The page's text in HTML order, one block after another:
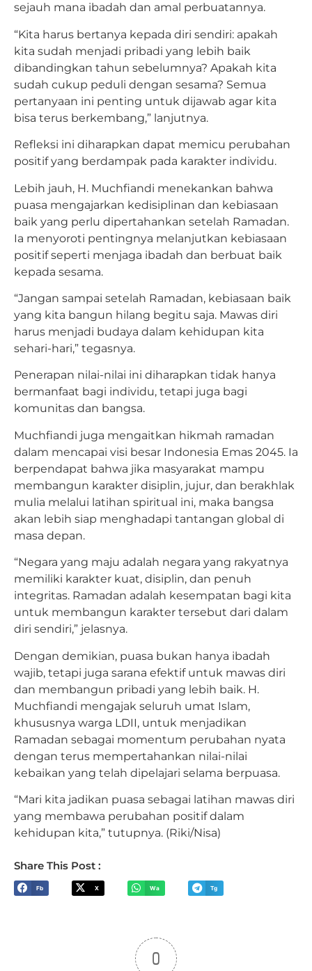
sejauh mana ibadah dan amal perbuatannya.
“Kita harus bertanya kepada diri sendiri: apakah
kita sudah menjadi pribadi yang lebih baik
dibandingkan tahun sebelumnya? Apakah kita
sudah cukup peduli dengan sesama? Semua
pertanyaan ini penting untuk dijawab agar kita
bisa terus berkembang,” lanjutnya.
Refleksi ini diharapkan dapat memicu perubahan
positif yang berdampak pada karakter individu.
Lebih jauh, H. Muchfiandi menekankan bahwa
puasa mengajarkan kedisiplinan dan kebiasaan
baik yang perlu dipertahankan setelah Ramadan.
Ia menyoroti pentingnya melanjutkan kebiasaan
positif seperti menjaga ibadah dan berbuat baik
kepada sesama.
“Jangan sampai setelah Ramadan, kebiasaan baik
yang kita bangun hilang begitu saja. Mawas diri
harus menjadi budaya dalam kehidupan kita
sehari-hari,” tegasnya.
Penerapan nilai-nilai ini diharapkan tidak hanya
bermanfaat bagi individu, tetapi juga bagi
komunitas dan bangsa.
Muchfiandi juga mengaitkan hikmah ramadan
dalam mencapai visi besar Indonesia Emas 2045. Ia
berpendapat bahwa jika masyarakat mampu
membangun karakter disiplin, jujur, dan berakhlak
mulia melalui latihan spiritual ini, maka bangsa
akan lebih siap menghadapi tantangan global di
masa depan.
“Negara yang maju adalah negara yang rakyatnya
memiliki karakter kuat, disiplin, dan penuh
integritas. Ramadan adalah kesempatan bagi kita
untuk membangun karakter tersebut dari dalam
diri sendiri,” jelasnya.
Dengan demikian, puasa bukan hanya ibadah
wajib, tetapi juga sarana efektif untuk mawas diri
dan membangun pribadi yang lebih baik. H.
Muchfiandi mengajak seluruh umat Islam,
khususnya warga LDII, untuk menjadikan
Ramadan sebagai momentum perubahan nyata
dengan terus mempertahankan nilai-nilai
kebaikan yang telah dipelajari selama berpuasa.
“Mari kita jadikan puasa sebagai latihan mawas diri
yang membawa perubahan positif dalam
kehidupan kita,” tutupnya. (Riki/Nisa)
Share This Post :
Fb X Wa Tg
0